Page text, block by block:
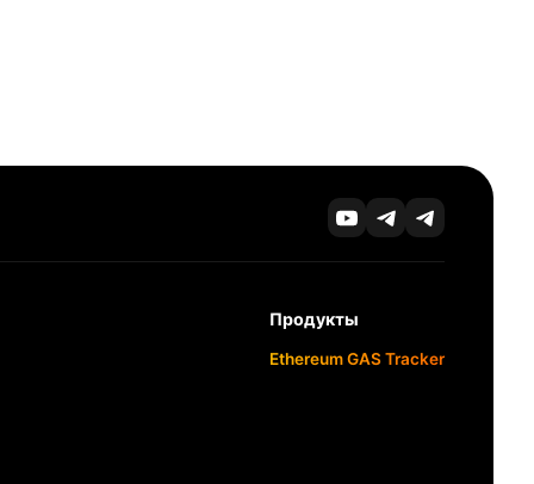
Продукты
Ethereum GAS Tracker